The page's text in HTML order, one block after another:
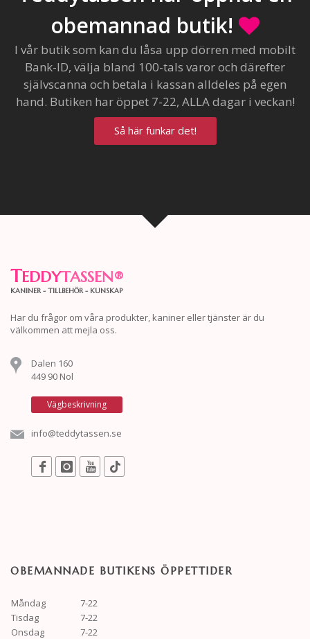
obemannad butik!
I vår butik som kan du låsa upp dörren med mobilt
Bank-ID, välja bland 100-tals varor och därefter
självscanna och betala i kassan alldeles på egen
hand. Butiken har öppet 7-22, ALLA dagar i veckan!
Så här funkar det!
TEDDYTASSEN®
KANINER - TILLBEHÖR - KUNSKAP
Har du frågor om våra produkter, kaniner eller tjänster är du
välkommen att mejla oss.
Dalen 160
449 90 Nol
Vägbeskrivning
info@teddytassen.se
OBEMANNADE BUTIKENS ÖPPETTIDER
Måndag
7-22
Tisdag
7-22
Onsdag
7-22